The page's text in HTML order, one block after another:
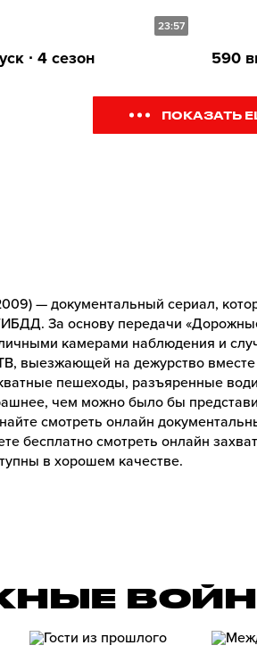
23:57
∙ 4 сезон 590
ПОКАЗАТЬ
— документальный сериал,
За основу передачи
камерами наблюдения и
выезжающей на дежурство
пешеходы, разъяренные
чем можно было бы
смотреть онлайн
бесплатно смотреть онлайн
в хорошем качестве.